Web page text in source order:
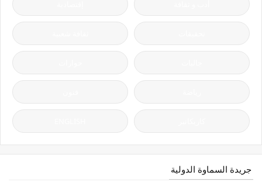
جريدة السماوة الدولية